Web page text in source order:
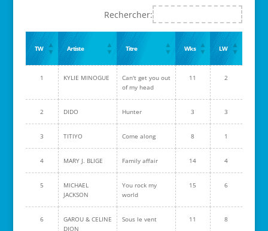
Rechercher:
TW Artiste Titre Wks LW
1 KYLIE MINOGUE
Can't get you out
of my head
11 2
2 DIDO Hunter 3 3
3 TITIYO Come along 8 1
4 MARY J. BLIGE Family affair 14 4
5
MICHAEL
JACKSON
You rock my
world
15 6
6
GAROU & CELINE
DION
Sous le vent 11 8